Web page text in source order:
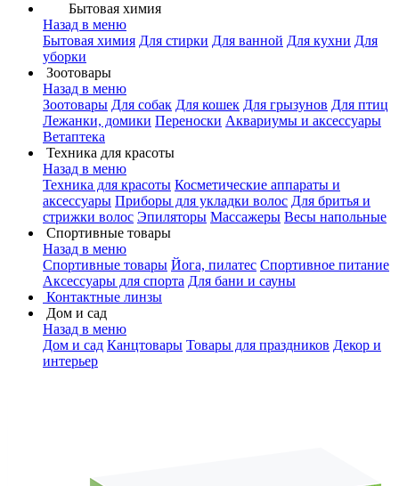
Бытовая химия
Назад в меню
Бытовая химия Для стирки Для ванной Для кухни Для
уборки
Зоотовары
Назад в меню
Зоотовары Для собак Для кошек Для грызунов Для птиц
Лежанки, домики Переноски Аквариумы и аксессуары
Ветаптека
Техника для красоты
Назад в меню
Техника для красоты Косметические аппараты и
аксессуары Приборы для укладки волос Для бритья и
стрижки волос Эпиляторы Массажеры Весы напольные
Спортивные товары
Назад в меню
Спортивные товары Йога, пилатес Спортивное питание
Аксессуары для спорта Для бани и сауны
Контактные линзы
Дом и сад
Назад в меню
Дом и сад Канцтовары Товары для праздников Декор и
интерьер